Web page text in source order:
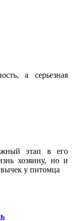
а серьезная
этап в его
хозяину, но и
у питомца